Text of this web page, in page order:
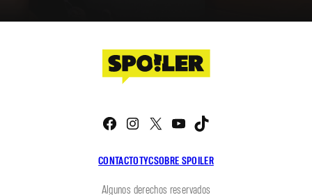
CONTACTOTYCSOBRE SPOILER
Facebook
Instagram
X YouTube
Algunos derechos reservados